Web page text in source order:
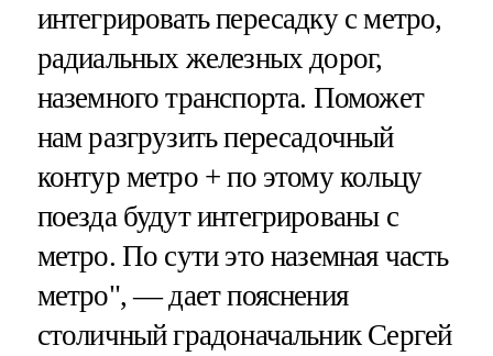
интегрировать пересадку с метро,
радиальных железных дорог,
наземного транспорта. Поможет
нам разгрузить пересадочный
контур метро + по этому кольцу
поезда будут интегрированы с
метро. По сути это наземная часть
метро", — дает пояснения
столичный градоначальник Сергей